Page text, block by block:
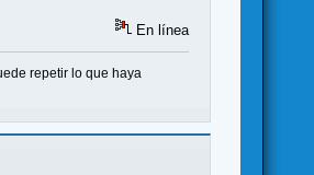
En línea
repetir lo que haya